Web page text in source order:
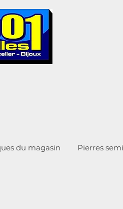
du magasin Pierres